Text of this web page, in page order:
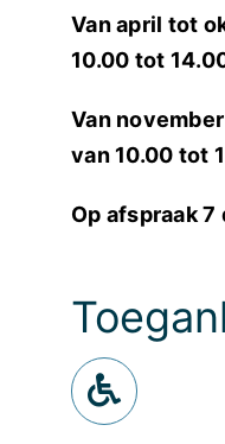
Van april tot
10.00 tot
Van
van 10.00 tot
Op afspraak